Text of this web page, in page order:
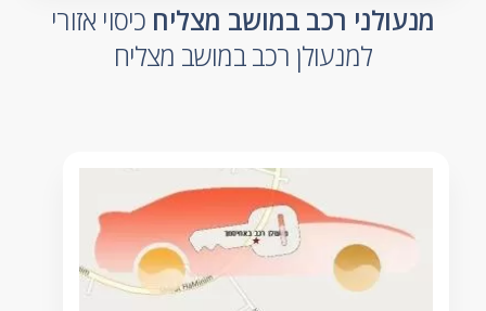
מנעולני רכב במושב מצליח כיסוי אזורי
למנעולן רכב במושב מצליח